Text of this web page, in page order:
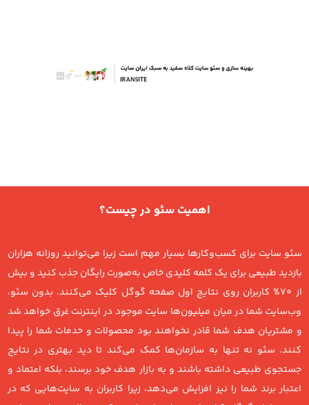
اهمیت سئو در چیست؟
سئو سایت برای کسب‌وکارها بسیار مهم است زیرا می‌توانید روزانه هزاران
بازدید طبیعی برای یک کلمه کلیدی خاص به‌صورت رایگان جذب کنید و بیش
از 70% کاربران روی نتایج اول صفحه گوگل کلیک می‌کنند. بدون سئو،
وب‌سایت شما در میان میلیون‌ها سایت موجود در اینترنت غرق خواهد شد
و مشتریان هدف شما قادر نخواهند بود محصولات و خدمات شما را پیدا
کنند. سئو نه تنها به سازمان‌ها کمک می‌کند تا دید بهتری در نتایج
جستجوی طبیعی داشته باشند و به بازار هدف خود برسند، بلکه اعتماد و
اعتبار برند شما را نیز افزایش می‌دهد، زیرا کاربران به سایت‌هایی که در